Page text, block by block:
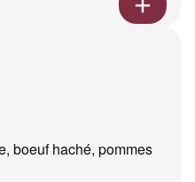
boeuf haché, pommes